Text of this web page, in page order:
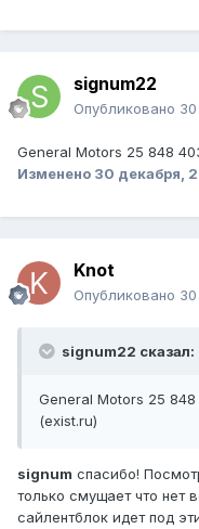
signum22
Опубликовано
General Motors 25 848
Изменено 30 декабря,
Knot
Опубликовано
signum22 сказал:
General Motors 25
(exist.ru)
signum спасибо!
только смущает что нет
сайлентблок идет под